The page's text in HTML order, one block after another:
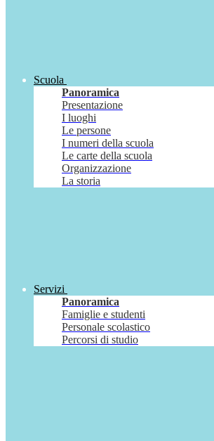
Scuola
Panoramica
Presentazione
I luoghi
Le persone
I numeri della scuola
Le carte della scuola
Organizzazione
La storia
Servizi
Panoramica
Famiglie e studenti
Personale scolastico
Percorsi di studio